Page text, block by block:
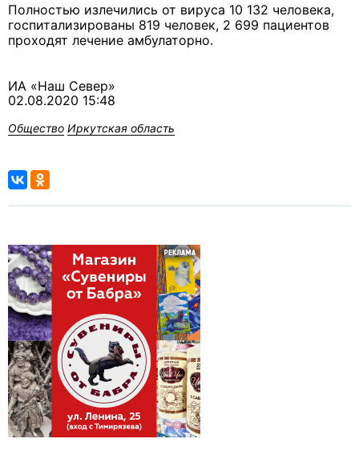
Полностью излечились от вируса 10 132 человека,
госпитализированы 819 человек, 2 699 пациентов
проходят лечение амбулаторно.
ИА «Наш Север»
02.08.2020 15:48
Общество Иркутская область